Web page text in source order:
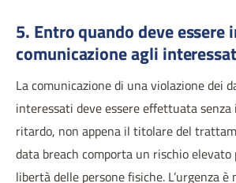
5. Entro quando deve essere
comunicazione agli
La comunicazione di una violazione dei
interessati deve essere effettuata
ritardo, non appena il titolare del
data breach comporta un rischio
libertà delle persone fisiche. L’urgenza